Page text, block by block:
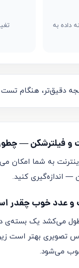
داده به
دقیق‌تر، هنگام تست
فیلترشکن —
به شما امکان
اندازه‌گیری کنید.
می‌شود.